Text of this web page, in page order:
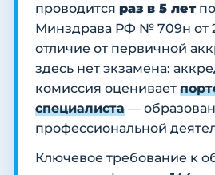
проводится раз в 5 лет
Минздрава РФ № 709н от
отличие от первичной
здесь нет экзамена:
комиссия оценивает
специалиста —
профессиональной
Ключевое требование к